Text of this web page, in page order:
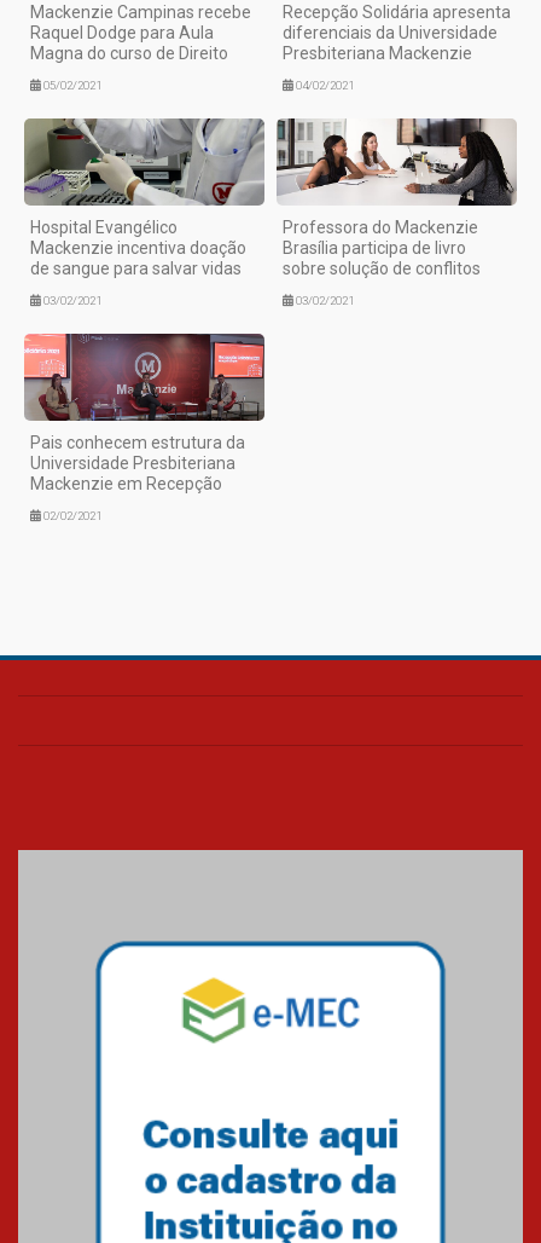
Mackenzie Campinas recebe
Raquel Dodge para Aula
Magna do curso de Direito
05/02/2021
Recepção Solidária apresenta
diferenciais da Universidade
Presbiteriana Mackenzie
04/02/2021
Hospital Evangélico
Mackenzie incentiva doação
de sangue para salvar vidas
03/02/2021
Professora do Mackenzie
Brasília participa de livro
sobre solução de conflitos
03/02/2021
Pais conhecem estrutura da
Universidade Presbiteriana
Mackenzie em Recepção
02/02/2021